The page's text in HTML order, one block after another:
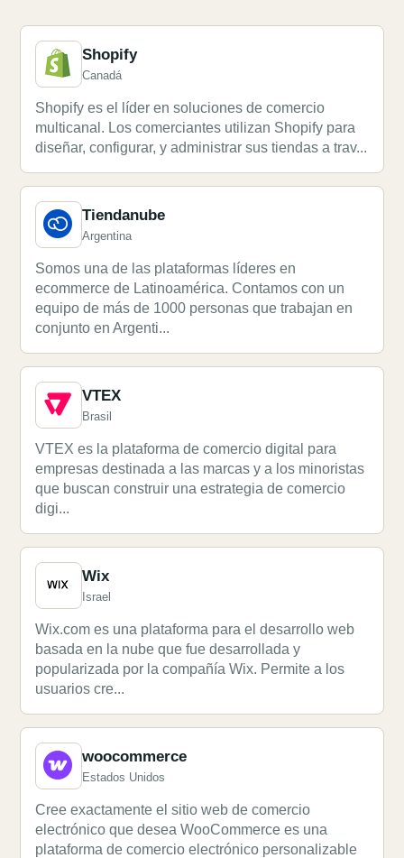
Shopify
Canadá
Shopify es el líder en soluciones de comercio
multicanal. Los comerciantes utilizan Shopify para
diseñar, configurar, y administrar sus tiendas a trav...
Tiendanube
Argentina
Somos una de las plataformas líderes en
ecommerce de Latinoamérica. Contamos con un
equipo de más de 1000 personas que trabajan en
conjunto en Argenti...
VTEX
Brasil
VTEX es la plataforma de comercio digital para
empresas destinada a las marcas y a los minoristas
que buscan construir una estrategia de comercio
digi...
Wix
Israel
Wix.com es una plataforma para el desarrollo web
basada en la nube que fue desarrollada y
popularizada por la compañía Wix. Permite a los
usuarios cre...
woocommerce
Estados Unidos
Cree exactamente el sitio web de comercio
electrónico que desea WooCommerce es una
plataforma de comercio electrónico personalizable